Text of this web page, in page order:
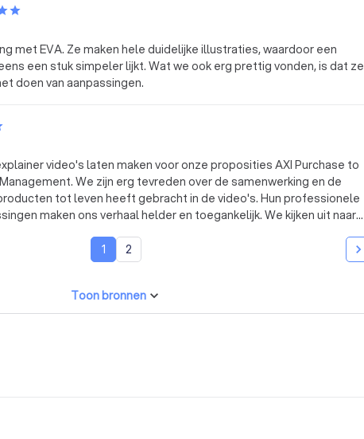
met EVA. Ze maken hele duidelijke illustraties, waardoor een
een stuk simpeler lijkt. Wat we ook erg prettig vonden, is dat ze
doen van aanpassingen.
video's laten maken voor onze proposities AXI Purchase to
We zijn erg tevreden over de samenwerking en de
tot leven heeft gebracht in de video's. Hun professionele
maken ons verhaal helder en toegankelijk. We kijken uit naar
1
2
Toon bronnen